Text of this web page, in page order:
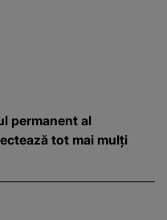
permanent al
tot mai mulți